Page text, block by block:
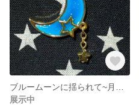
展示中